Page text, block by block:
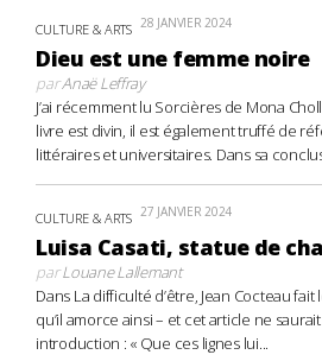
CULTURE & ARTS 28 JANVIER 2024
Dieu est une femme noire
parAnaë Leffray
J’ai récemment lu Sorcières de Mona
livre est divin, il est également truffé de
littéraires et universitaires. Dans sa
CULTURE & ARTS 27 JANVIER 2024
Luisa Casati, statue de
parLouane Lallemant
Dans La difficulté d’être, Jean Cocteau
qu’il amorce ainsi – et cet article ne
introduction : « Que ces lignes lui...